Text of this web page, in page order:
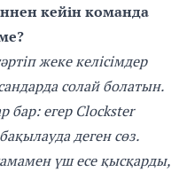
кейін команда
жеке келісімдер
солай болатын.
бар: егер Clockster
деген сөз.
үш есе қысқарды,